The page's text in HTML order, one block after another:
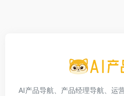
AI产品导航、产品经理导航、运